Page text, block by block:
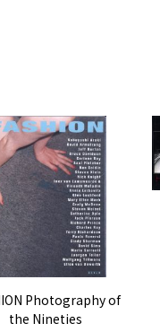
Photography of
the Nineties